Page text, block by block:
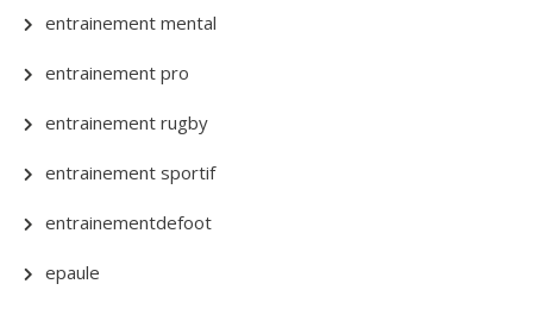
entrainement mental
entrainement pro
entrainement rugby
entrainement sportif
entrainementdefoot
epaule